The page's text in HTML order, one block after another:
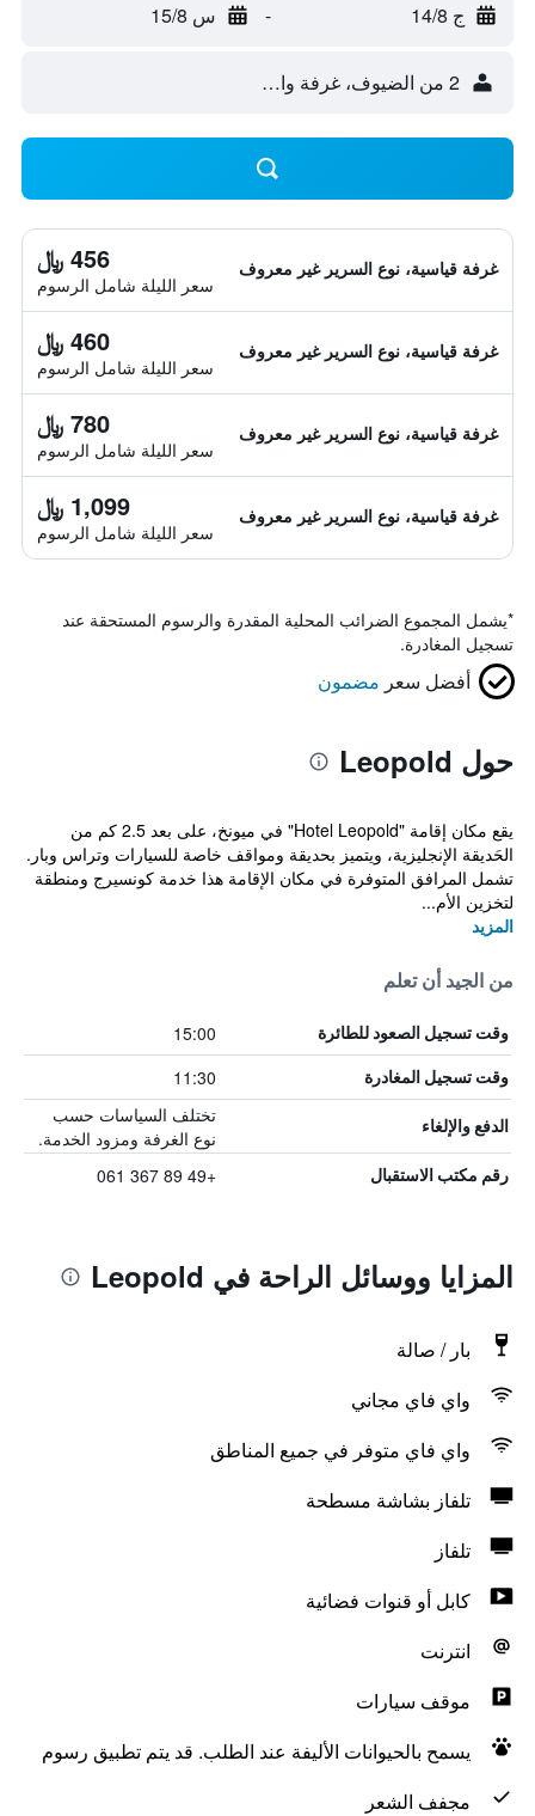
ج 14/8 - س 15/8
2 من الضيوف، غرفة واحدة
غرفة قياسية، نوع السرير غير معروف 456 ﷼
سعر الليلة شامل الرسوم
غرفة قياسية، نوع السرير غير معروف 460 ﷼
سعر الليلة شامل الرسوم
غرفة قياسية، نوع السرير غير معروف 780 ﷼
سعر الليلة شامل الرسوم
غرفة قياسية، نوع السرير غير معروف 1,099 ﷼
سعر الليلة شامل الرسوم
*يشمل المجموع الضرائب المحلية المقدرة والرسوم المستحقة عند
تسجيل المغادرة.
أفضل سعر مضمون
حول Leopold
يقع مكان إقامة "Hotel Leopold" في ميونخ، على بعد 2.5 كم من
الحَديقة الإنجليزية، ويتميز بحديقة ومواقف خاصة للسيارات وتراس وبار.
تشمل المرافق المتوفرة في مكان الإقامة هذا خدمة كونسيرج ومنطقة
لتخزين الأم...
المزيد
من الجيد أن تعلم
وقت تسجيل الصعود للطائرة 15:00
وقت تسجيل المغادرة 11:30
الدفع والإلغاء
تختلف السياسات حسب
نوع الغرفة ومزود الخدمة.
رقم مكتب الاستقبال +49 89 367 061
المزايا ووسائل الراحة في Leopold
بار / صالة
واي فاي مجاني
واي فاي متوفر في جميع المناطق
تلفاز بشاشة مسطحة
تلفاز
كابل أو قنوات فضائية
انترنت
موقف سيارات
يسمح بالحيوانات الأليفة عند الطلب. قد يتم تطبيق رسوم
مجفف الشعر